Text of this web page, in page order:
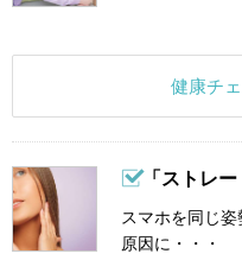
健康チ
「ストレー
スマホを同じ
原因に・・・